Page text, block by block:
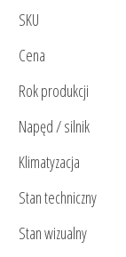
SKU
Cena
Rok produkcji
Napęd / silnik
Klimatyzacja
Stan techniczny
Stan wizualny